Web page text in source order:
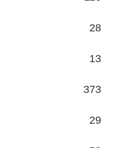
28
13
373
29